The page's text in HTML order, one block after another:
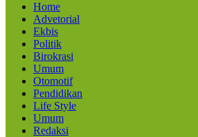
Home
Advetorial
Ekbis
Politik
Birokrasi
Umum
Otomotif
Pendidikan
Life Style
Umum
Redaksi